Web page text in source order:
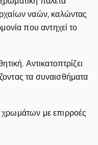
ναών, καλώντας
που αντηχεί το
Αντικατοπτρίζει
τα συναισθήματα
με επιρροές